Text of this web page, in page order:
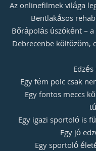
Az onlinefilmek világa
Bentlakásos
Bőrápolás úszóként –
Debrecenbe költözöm,
Egy fém polc csak
Egy fontos meccs
Egy igazi sportoló is
Egy jó
Egy sportoló